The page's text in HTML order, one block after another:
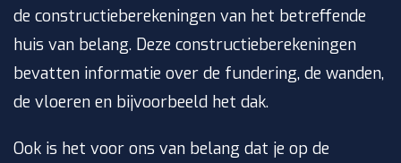
de constructieberekeningen van het betreffende
huis van belang. Deze constructieberekeningen
bevatten informatie over de fundering, de wanden,
de vloeren en bijvoorbeeld het dak.
Ook is het voor ons van belang dat je op de